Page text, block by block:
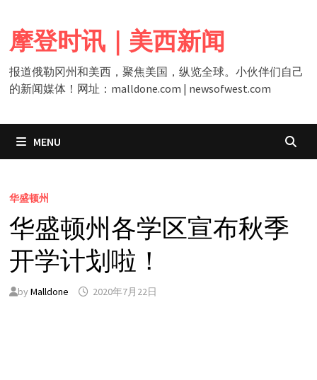
content
摩登时讯｜美西新闻
报道俄勒冈州和美西，聚焦美国，纵览全球。小伙伴们自己
的新闻媒体！网址：malldone.com | newsofwest.com
MENU
华盛顿州
华盛顿州各学区宣布秋季
开学计划啦！
by Malldone 2020年7月22日